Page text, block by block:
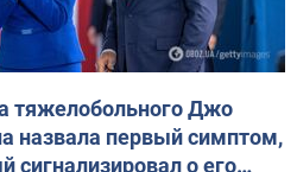
тяжелобольного Джо
назвала первый симптом,
сигнализировал о его